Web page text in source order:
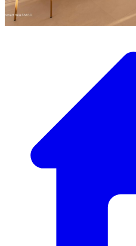
Scopri la nostra ampia
Il Nostro